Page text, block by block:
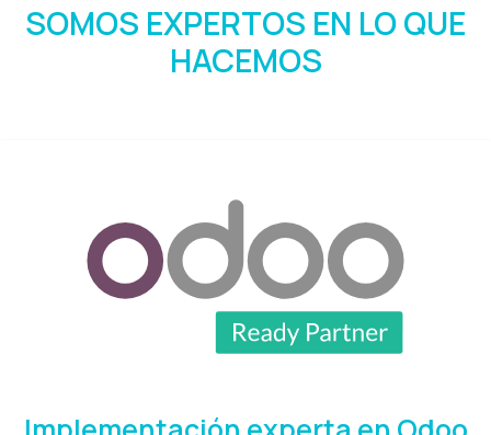
SOMOS EXPERTOS EN LO QUE
HACEMOS